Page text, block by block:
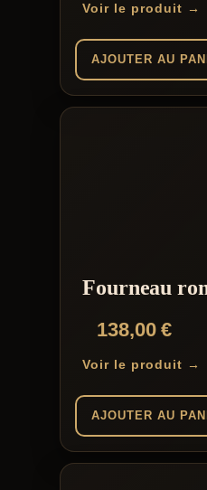
Voir le produit →
AJOUTER AU
Fourneau
138,00€
Voir le produit →
AJOUTER AU